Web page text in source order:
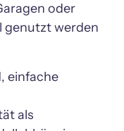
oder
genutzt werden
einfache
als